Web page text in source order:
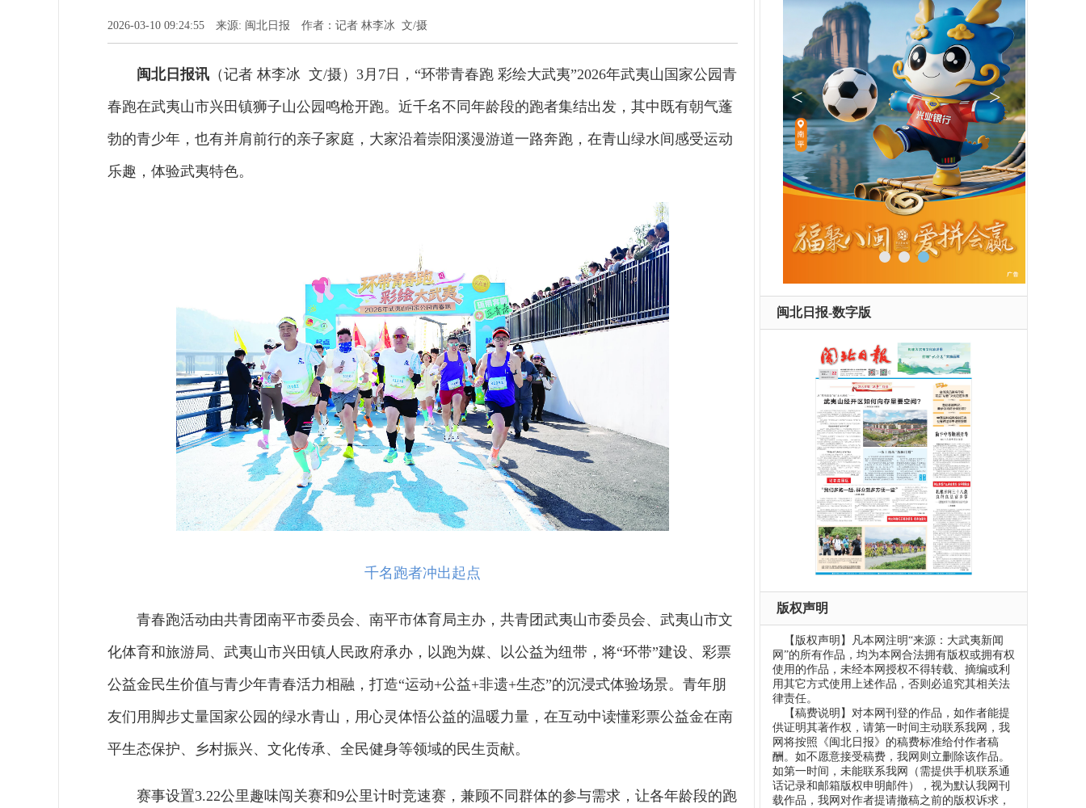
2026-03-10 09:24:55 来源: 闽北日报 作者：记者 林李冰 文/摄
闽北日报讯 （记者 林李冰 文/摄）3月7日，“环带青春跑 彩绘大武夷”2026年武夷山国家公园青
春跑在武夷山市兴田镇狮子山公园鸣枪开跑。近千名不同年龄段的跑者集结出发，其中既有朝气蓬
勃的青少年，也有并肩前行的亲子家庭，大家沿着崇阳溪漫游道一路奔跑，在青山绿水间感受运动
乐趣，体验武夷特色。
千名跑者冲出起点
青春跑活动由共青团南平市委员会、南平市体育局主办，共青团武夷山市委员会、武夷山市文
化体育和旅游局、武夷山市兴田镇人民政府承办，以跑为媒、以公益为纽带，将“环带”建设、彩票
公益金民生价值与青少年青春活力相融，打造“运动+公益+非遗+生态”的沉浸式体验场景。青年朋
友们用脚步丈量国家公园的绿水青山，用心灵体悟公益的温暖力量，在互动中读懂彩票公益金在南
平生态保护、乡村振兴、文化传承、全民健身等领域的民生贡献。
赛事设置3.22公里趣味闯关赛和9公里计时竞速赛，兼顾不同群体的参与需求，让各年龄段的跑
闽北日报-数字版
版权声明
【版权声明】凡本网注明“来源：大武夷新闻
网”的所有作品，均为本网合法拥有版权或拥有权
使用的作品，未经本网授权不得转载、摘编或利
用其它方式使用上述作品，否则必追究其相关法
律责任。
【稿费说明】对本网刊登的作品，如作者能提
供证明其著作权，请第一时间主动联系我网，我
网将按照《闽北日报》的稿费标准给付作者稿
酬。如不愿意接受稿费，我网则立删除该作品。
如第一时间，未能联系我网（需提供手机联系通
话记录和邮箱版权申明邮件），视为默认我网刊
载作品，我网对作者提请撤稿之前的版权诉求，